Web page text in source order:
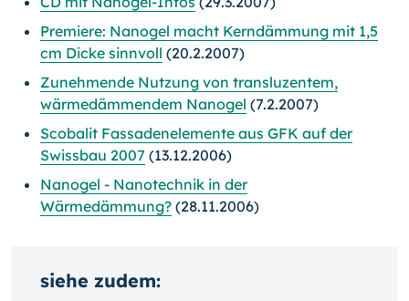
Premiere: Nanogel macht Kerndämmung mit 1,5
cm Dicke sinnvoll (20.2.2007)
Zunehmende Nutzung von transluzentem,
wärmedämmendem Nanogel (7.2.2007)
Scobalit Fassadenelemente aus GFK auf der
Swissbau 2007 (13.12.2006)
Nanogel - Nanotechnik in der
Wärmedämmung? (28.11.2006)
siehe zudem: